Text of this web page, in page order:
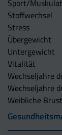
Sport/
Stoffwechsel
Stress
Übergewicht
Untergewicht
Vitalität
Wechseljahre
Wechseljahre
Weibliche Brust